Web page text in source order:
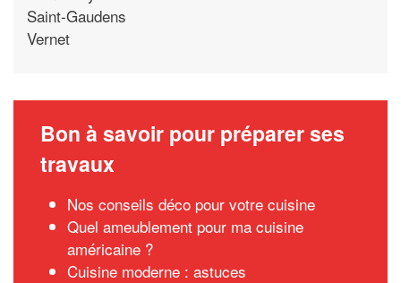
Saint-Gaudens
Vernet
Bon à savoir pour préparer ses
travaux
Nos conseils déco pour votre cuisine
Quel ameublement pour ma cuisine
américaine ?
Cuisine moderne : astuces